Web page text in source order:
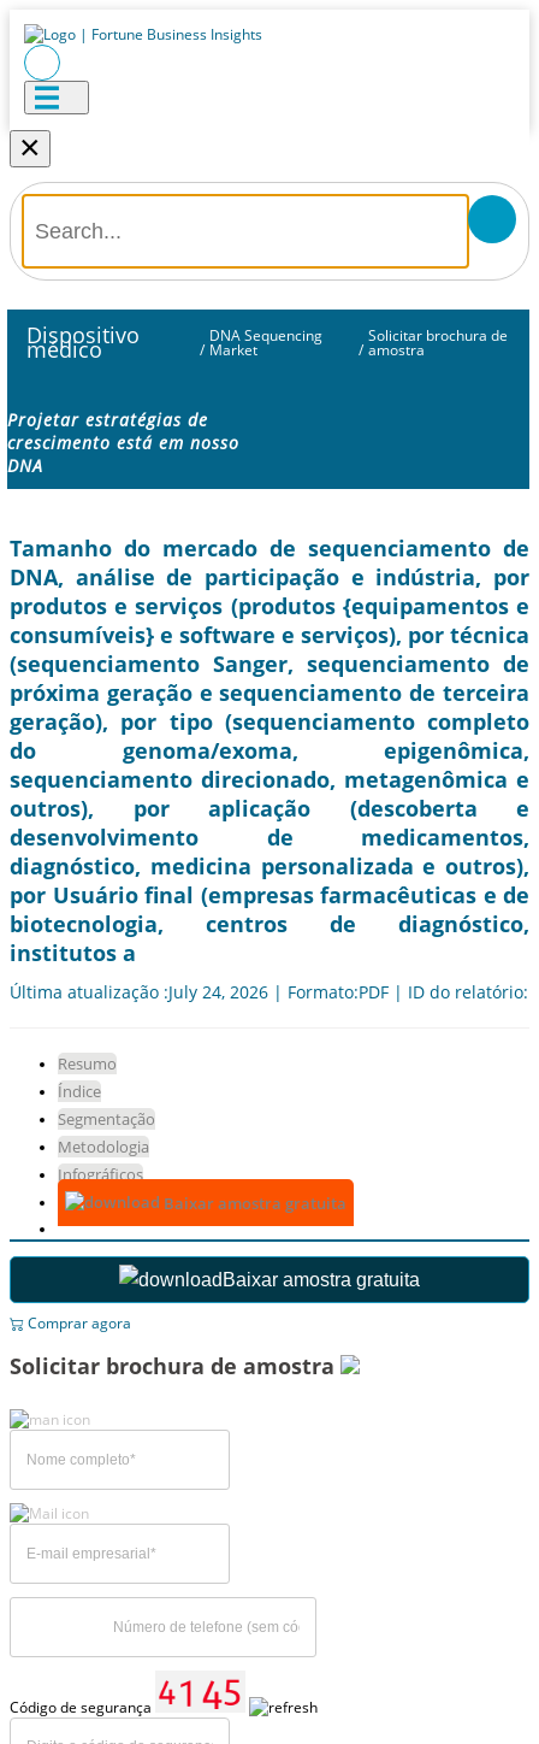
×
Dispositivo
médico /
DNA Sequencing
Market /
Solicitar brochura de
amostra
Projetar estratégias de
crescimento está em nosso
DNA
Tamanho do mercado de sequenciamento de
DNA, análise de participação e indústria, por
produtos e serviços (produtos {equipamentos e
consumíveis} e software e serviços), por técnica
(sequenciamento Sanger, sequenciamento de
próxima geração e sequenciamento de terceira
geração), por tipo (sequenciamento completo
do genoma/exoma, epigenômica,
sequenciamento direcionado, metagenômica e
outros), por aplicação (descoberta e
desenvolvimento de medicamentos,
diagnóstico, medicina personalizada e outros),
por Usuário final (empresas farmacêuticas e de
biotecnologia, centros de diagnóstico,
institutos a
Última atualização :July 24, 2026 | Formato:PDF | ID do relatório:
Resumo
Índice
Segmentação
Metodologia
Infográficos
Baixar amostra gratuita
Baixar amostra gratuita
Comprar agora
Solicitar brochura de amostra
Código de segurança